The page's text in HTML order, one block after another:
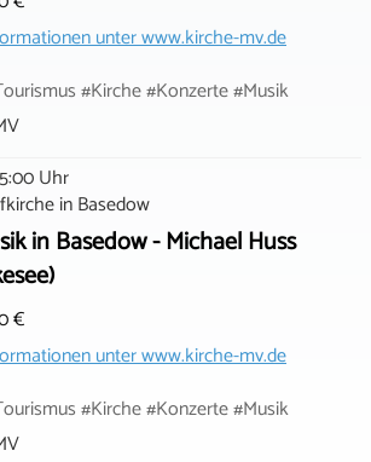
unterwww.kirche-mv.de
#Kirche #Konzerte #Musik
Uhr
inBasedow
in Basedow - Michael Huss
€
unterwww.kirche-mv.de
#Kirche #Konzerte #Musik